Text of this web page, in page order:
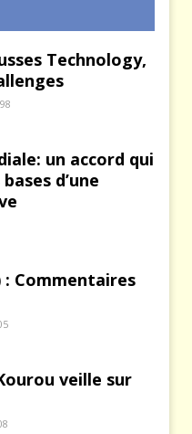
Technology,
un accord qui
d’une
: Commentaires
veille sur